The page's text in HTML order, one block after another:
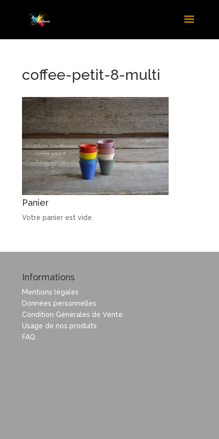
coffee-petit-8-multi
Panier
Votre panier est vide.
Informations
Mentions légales
Données personnelles
Condition Générales de Vente
Usage de nos produits
FAQ